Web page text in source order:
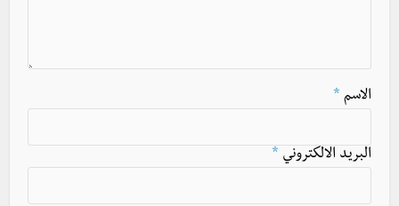
الاسم *
البريد الالكتروني *